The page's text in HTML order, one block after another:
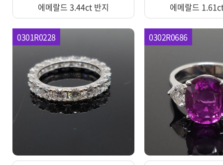
에메랄드 3.44ct 반지 에메랄드
0301R0228 0302R0686